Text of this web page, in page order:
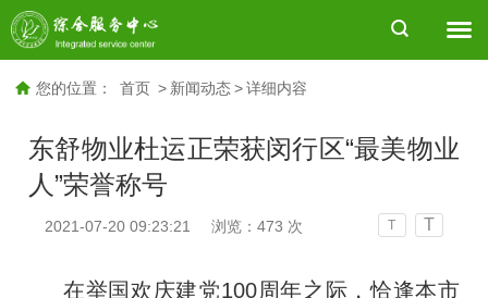
您的位置： 首页 > 新闻动态 > 详细内容
东舒物业杜运正荣获闵行区“最美物业
人”荣誉称号
2021-07-20 09:23:21 浏览：473 次 T T
在举国欢庆建党100周年之际，恰逢本市